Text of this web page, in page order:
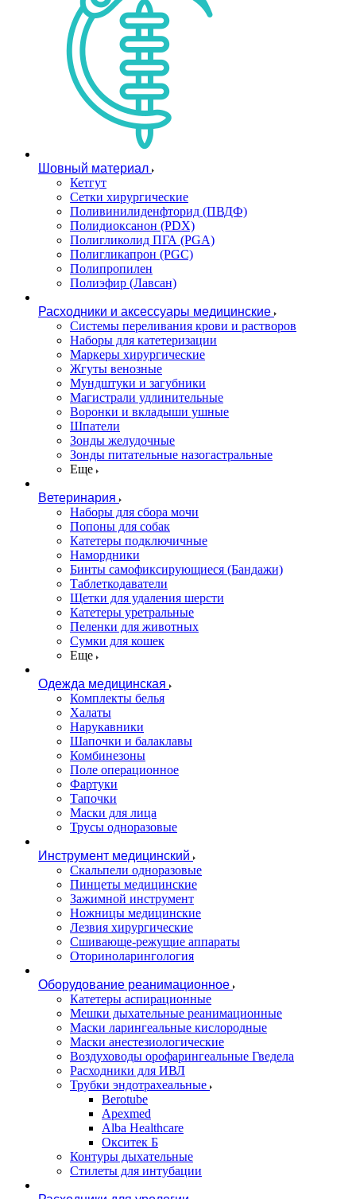
Шовный материал
Кетгут
Сетки хирургические
Поливинилиденфторид (ПВДФ)
Полидиоксанон (PDX)
Полигликолид ПГА (PGA)
Полигликапрон (PGC)
Полипропилен
Полиэфир (Лавсан)
Расходники и аксессуары медицинские
Системы переливания крови и растворов
Наборы для катетеризации
Маркеры хирургические
Жгуты венозные
Мундштуки и загубники
Магистрали удлинительные
Воронки и вкладыши ушные
Шпатели
Зонды желудочные
Зонды питательные назогастральные
Еще
Ветеринария
Наборы для сбора мочи
Попоны для собак
Катетеры подключичные
Намордники
Бинты самофиксирующиеся (Бандажи)
Таблеткодаватели
Щетки для удаления шерсти
Катетеры уретральные
Пеленки для животных
Сумки для кошек
Еще
Одежда медицинская
Комплекты белья
Халаты
Нарукавники
Шапочки и балаклавы
Комбинезоны
Поле операционное
Фартуки
Тапочки
Маски для лица
Трусы одноразовые
Инструмент медицинский
Скальпели одноразовые
Пинцеты медицинские
Зажимной инструмент
Ножницы медицинские
Лезвия хирургические
Сшивающе-режущие аппараты
Оториноларингология
Оборудование реанимационное
Катетеры аспирационные
Мешки дыхательные реанимационные
Маски ларингеальные кислородные
Маски анестезиологические
Воздуховоды орофарингеальные Гведела
Расходники для ИВЛ
Трубки эндотрахеальные
Berotube
Apexmed
Alba Healthcare
Окситек Б
Контуры дыхательные
Стилеты для интубации